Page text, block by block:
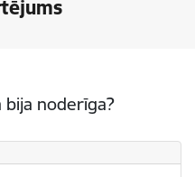
bija noderīga?